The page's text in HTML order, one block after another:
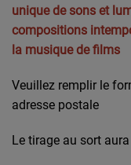
unique de sons et
compositions
la musique de films
Veuillez remplir le
adresse postale
Le tirage au sort